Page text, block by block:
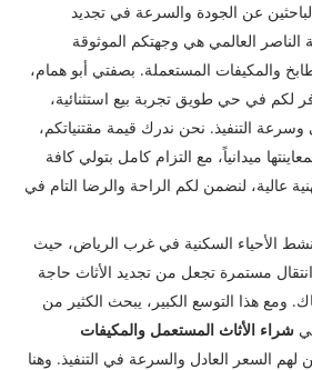
عن الجودة والسرعة في تجديد
الناصر العالمي هي وجهتكم الموثوقة
والمكيفات المستعملة. بصفتي أبو همام،
في حي طويق تجربة بيع استثنائية،
وسرعة التنفيذ. نحن ندرك قيمة مقتنياتكم،
ميدانياً، مع التزام كامل بتولي كافة
عالية، لنضمن لكم الراحة والرضا التام في
الأحياء السكنية في غرب الرياض، حيث
مستمرة تجعل من تجديد الأثاث حاجة
ومع هذا التوسع الكبير، يبحث الكثير من
شراء الأثاث المستعمل والمكيفات
السعر العادل والسرعة في التنفيذ. وهنا